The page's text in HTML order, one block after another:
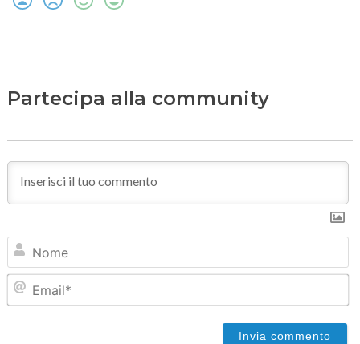
Partecipa alla community